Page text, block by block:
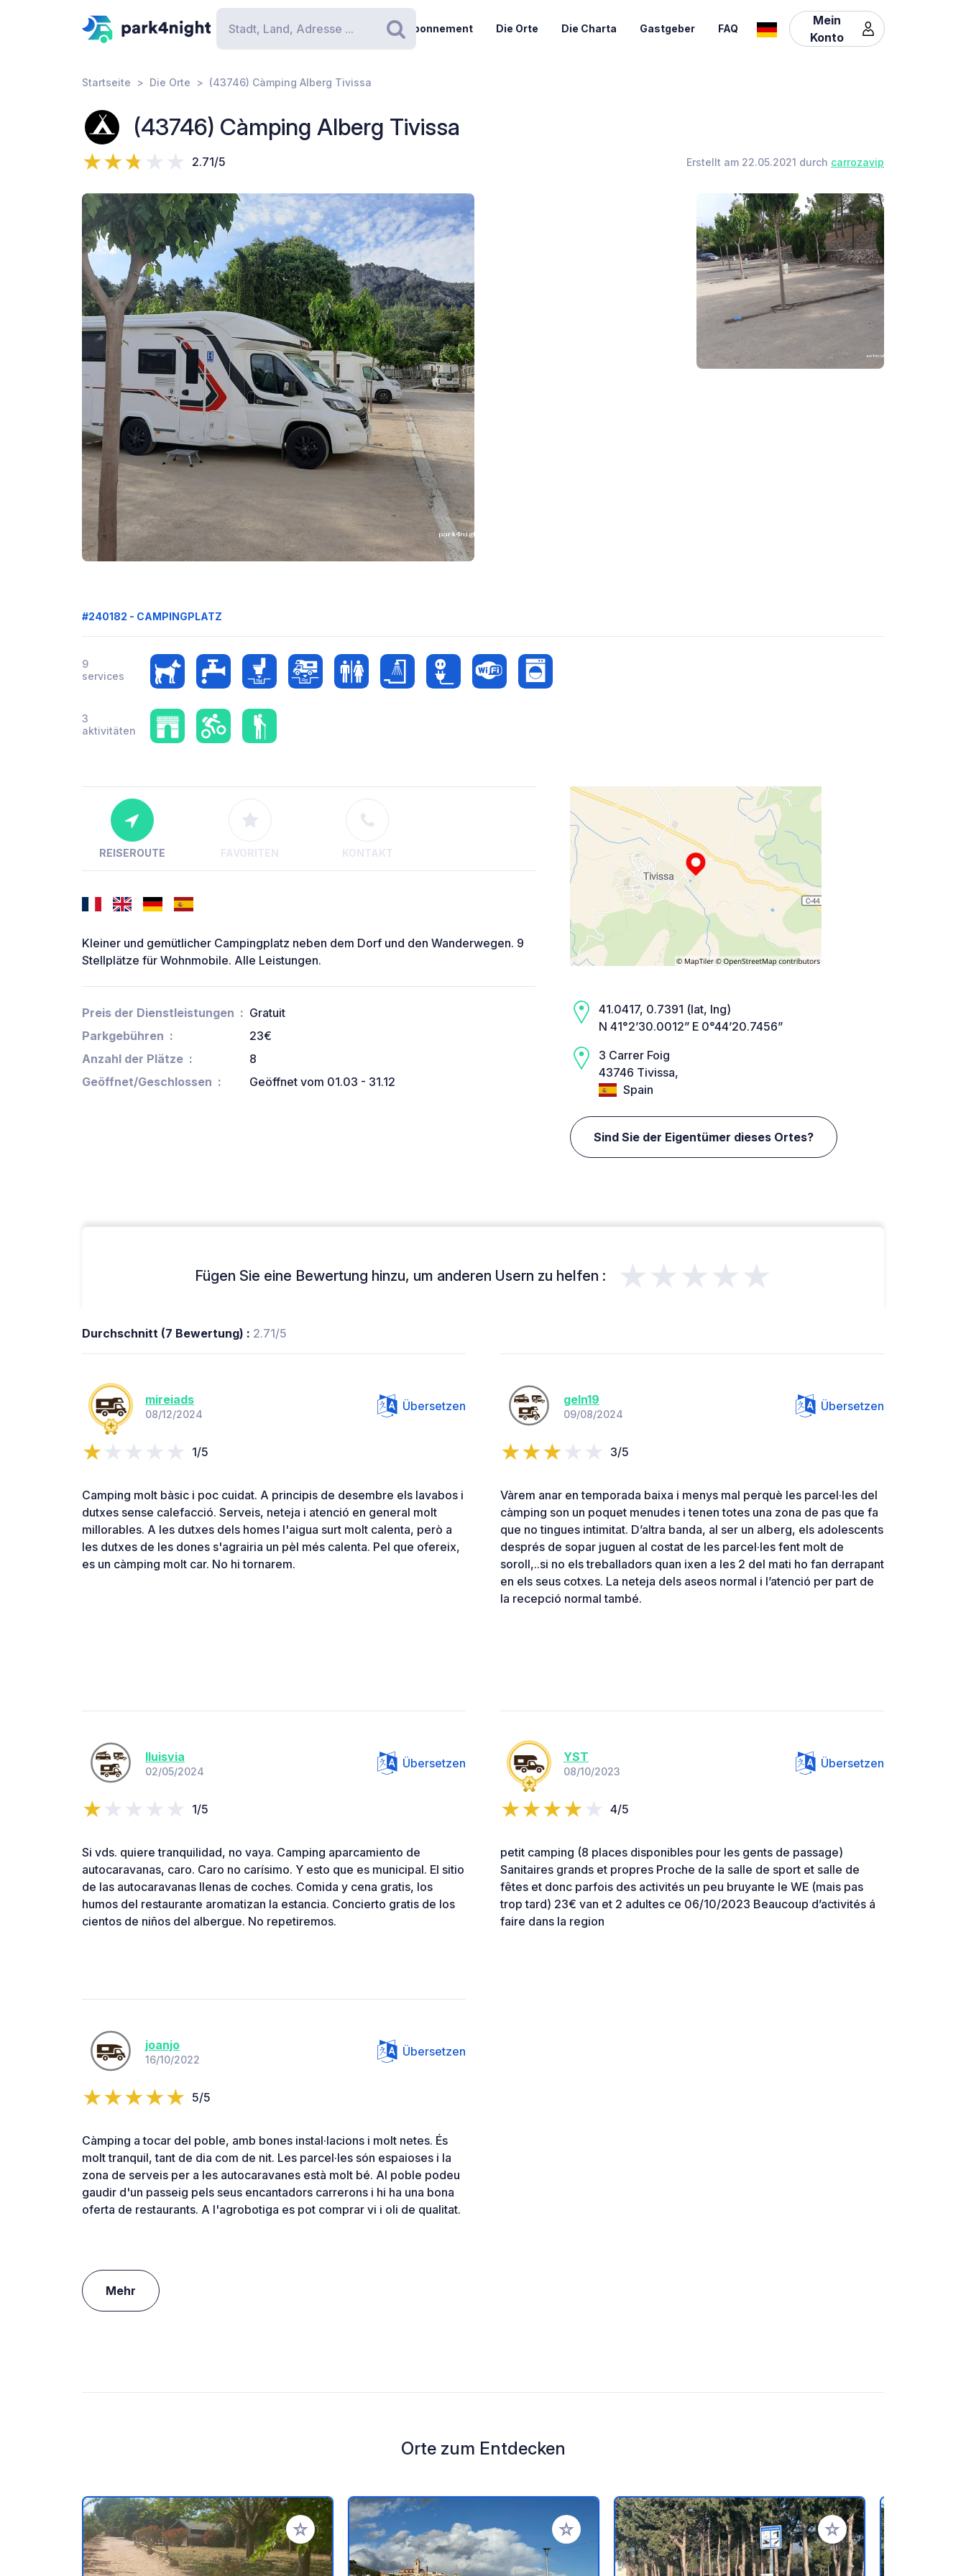
Suchen
Abonnement Die Orte Die Charta Gastgeber FAQ
Mein
Konto
Startseite Die Orte (43746) Càmping Alberg Tivissa
(43746) Càmping Alberg Tivissa
2.71/5 Erstellt am 22.05.2021 durch carrozavip
#240182 - CAMPINGPLATZ
9
services
3
aktivitäten
REISEROUTE FAVORITEN KONTAKT
Kleiner und gemütlicher Campingplatz neben dem Dorf und den Wanderwegen. 9
Stellplätze für Wohnmobile. Alle Leistungen.
Preis der Dienstleistungen
Gratuit
Parkgebühren
23€
Anzahl der Plätze
8
Geöffnet/Geschlossen
Geöffnet vom 01.03 - 31.12
41.0417, 0.7391 (lat, lng)
N 41°2’30.0012” E 0°44’20.7456”
3 Carrer Foig
43746 Tivissa,
Spain
Sind Sie der Eigentümer dieses Ortes?
Fügen Sie eine Bewertung hinzu, um anderen Usern zu helfen : ★★★★★
Durchschnitt (7 Bewertung) : 2.71/5
mireiads
08/12/2024
Übersetzen
1/5
Camping molt bàsic i poc cuidat. A principis de desembre els lavabos i
dutxes sense calefacció. Serveis, neteja i atenció en general molt
millorables. A les dutxes dels homes l'aigua surt molt calenta, però a
les dutxes de les dones s'agrairia un pèl més calenta. Pel que ofereix,
es un càmping molt car. No hi tornarem.
geln19
09/08/2024
Übersetzen
3/5
Vàrem anar en temporada baixa i menys mal perquè les parcel·les del
càmping son un poquet menudes i tenen totes una zona de pas que fa
que no tingues intimitat. D’altra banda, al ser un alberg, els adolescents
després de sopar juguen al costat de les parcel·les fent molt de
soroll,..si no els treballadors quan ixen a les 2 del mati ho fan derrapant
en els seus cotxes. La neteja dels aseos normal i l’atenció per part de
la recepció normal també.
lluisvia
02/05/2024
Übersetzen
1/5
Si vds. quiere tranquilidad, no vaya. Camping aparcamiento de
autocaravanas, caro. Caro no carísimo. Y esto que es municipal. El sitio
de las autocaravanas llenas de coches. Comida y cena gratis, los
humos del restaurante aromatizan la estancia. Concierto gratis de los
cientos de niños del albergue. No repetiremos.
YST
08/10/2023
Übersetzen
4/5
petit camping (8 places disponibles pour les gents de passage)
Sanitaires grands et propres Proche de la salle de sport et salle de
fêtes et donc parfois des activités un peu bruyante le WE (mais pas
trop tard) 23€ van et 2 adultes ce 06/10/2023 Beaucoup d’activités á
faire dans la region
joanjo
16/10/2022
Übersetzen
5/5
Càmping a tocar del poble, amb bones instal·lacions i molt netes. És
molt tranquil, tant de dia com de nit. Les parcel·les són espaioses i la
zona de serveis per a les autocaravanes està molt bé. Al poble podeu
gaudir d'un passeig pels seus encantadors carrerons i hi ha una bona
oferta de restaurants. A l'agrobotiga es pot comprar vi i oli de qualitat.
Mehr
Orte zum Entdecken
Zu Ihren Favoriten hinzufügen Zu Ihren Favoriten hinzufügen Zu Ihren Favoriten